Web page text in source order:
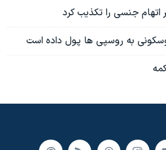
اتهام جنسی را تکذیب کرد
به روسپی ها پول داده است